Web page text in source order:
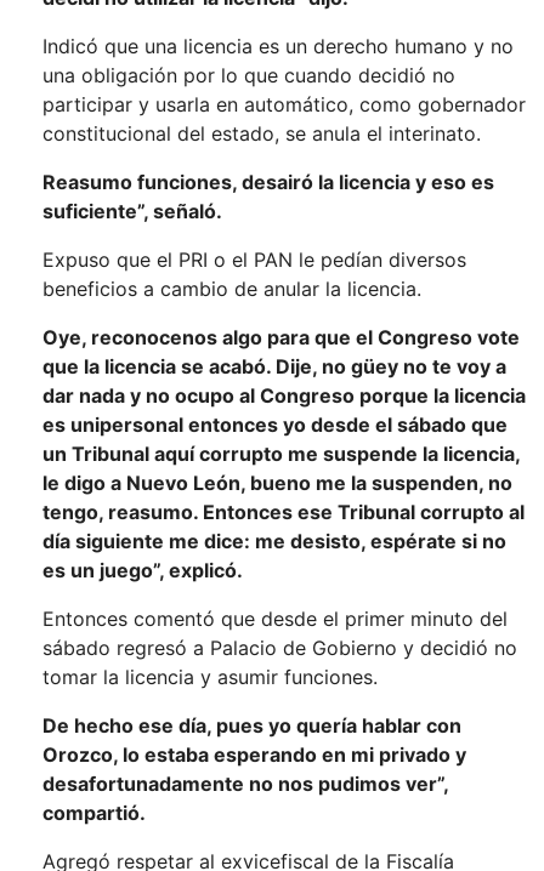
Indicó que una licencia es un derecho humano y no
una obligación por lo que cuando decidió no
participar y usarla en automático, como gobernador
constitucional del estado, se anula el interinato.
Reasumo funciones, desairó la licencia y eso es
suficiente”, señaló.
Expuso que el PRI o el PAN le pedían diversos
beneficios a cambio de anular la licencia.
Oye, reconocenos algo para que el Congreso vote
que la licencia se acabó. Dije, no güey no te voy a
dar nada y no ocupo al Congreso porque la licencia
es unipersonal entonces yo desde el sábado que
un Tribunal aquí corrupto me suspende la licencia,
le digo a Nuevo León, bueno me la suspenden, no
tengo, reasumo. Entonces ese Tribunal corrupto al
día siguiente me dice: me desisto, espérate si no
es un juego”, explicó.
Entonces comentó que desde el primer minuto del
sábado regresó a Palacio de Gobierno y decidió no
tomar la licencia y asumir funciones.
De hecho ese día, pues yo quería hablar con
Orozco, lo estaba esperando en mi privado y
desafortunadamente no nos pudimos ver”,
compartió.
Agregó respetar al exvicefiscal de la Fiscalía